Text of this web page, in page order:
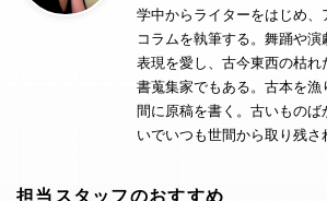
学中からライターをはじめ
コラムを執筆する。舞踊や
表現を愛し、古今東西の枯
書蒐集家でもある。古本を
間に原稿を書く。古いもの
いでいつも世間から取り残さ
担当スタッフのおすすめ